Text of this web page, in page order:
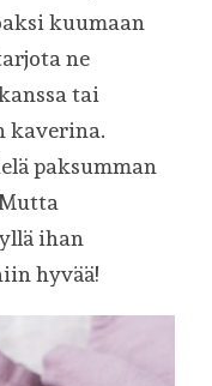
kuumaan
ne
tai
kaverina.
paksumman
ihan
hyvää!